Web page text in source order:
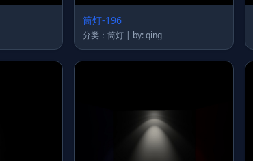
筒灯-196
分类：筒灯 | by: qing